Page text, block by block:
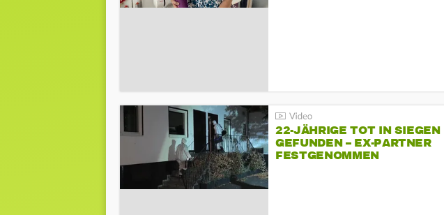
22-JÄHRIGE TOT IN SIEGEN
GEFUNDEN – EX-PARTNER
FESTGENOMMEN